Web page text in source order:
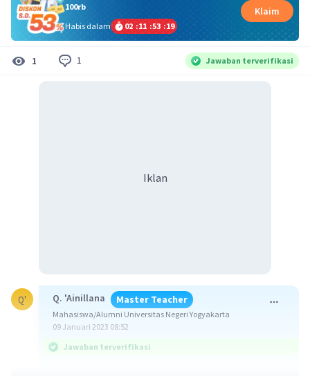
100rb
Habis dalam
02 :11 :53 :19
Klaim
1 1 Jawaban terverifikasi
Iklan
Q' Q. 'Ainillana Master Teacher
Mahasiswa/Alumni Universitas Negeri Yogyakarta
09 Januari 2023 08:52
Jawaban terverifikasi